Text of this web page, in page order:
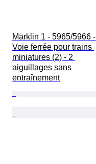
Märklin 1 - 5965/5966 -
Voie ferrée pour trains
miniatures (2) - 2
aiguillages sans
entraînement